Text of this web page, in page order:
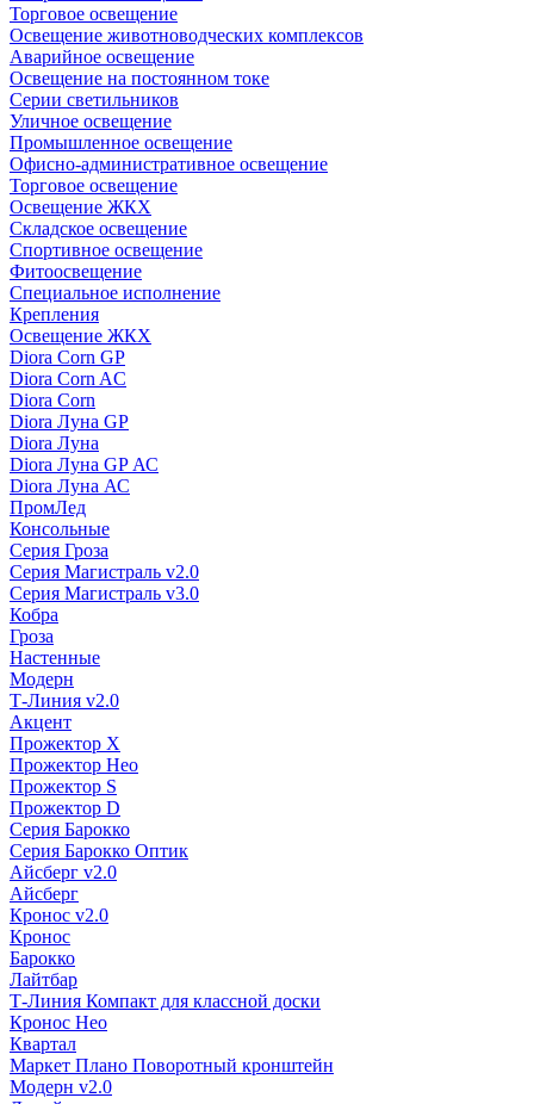
Торговое освещение
Освещение животноводческих комплексов
Аварийное освещение
Освещение на постоянном токе
Серии светильников
Уличное освещение
Промышленное освещение
Офисно-административное освещение
Торговое освещение
Освещение ЖКХ
Складское освещение
Спортивное освещение
Фитоосвещение
Специальное исполнение
Крепления
Освещение ЖКХ
Diora Corn GP
Diora Corn AC
Diora Corn
Diora Луна GP
Diora Луна
Diora Луна GP АС
Diora Луна АС
ПромЛед
Консольные
Серия Гроза
Серия Магистраль v2.0
Серия Магистраль v3.0
Кобра
Гроза
Настенные
Модерн
Т-Линия v2.0
Акцент
Прожектор X
Прожектор Нео
Прожектор S
Прожектор D
Серия Барокко
Серия Барокко Оптик
Айсберг v2.0
Айсберг
Кронос v2.0
Кронос
Барокко
Лайтбар
Т-Линия Компакт для классной доски
Кронос Нео
Квартал
Маркет Плано Поворотный кронштейн
Модерн v2.0